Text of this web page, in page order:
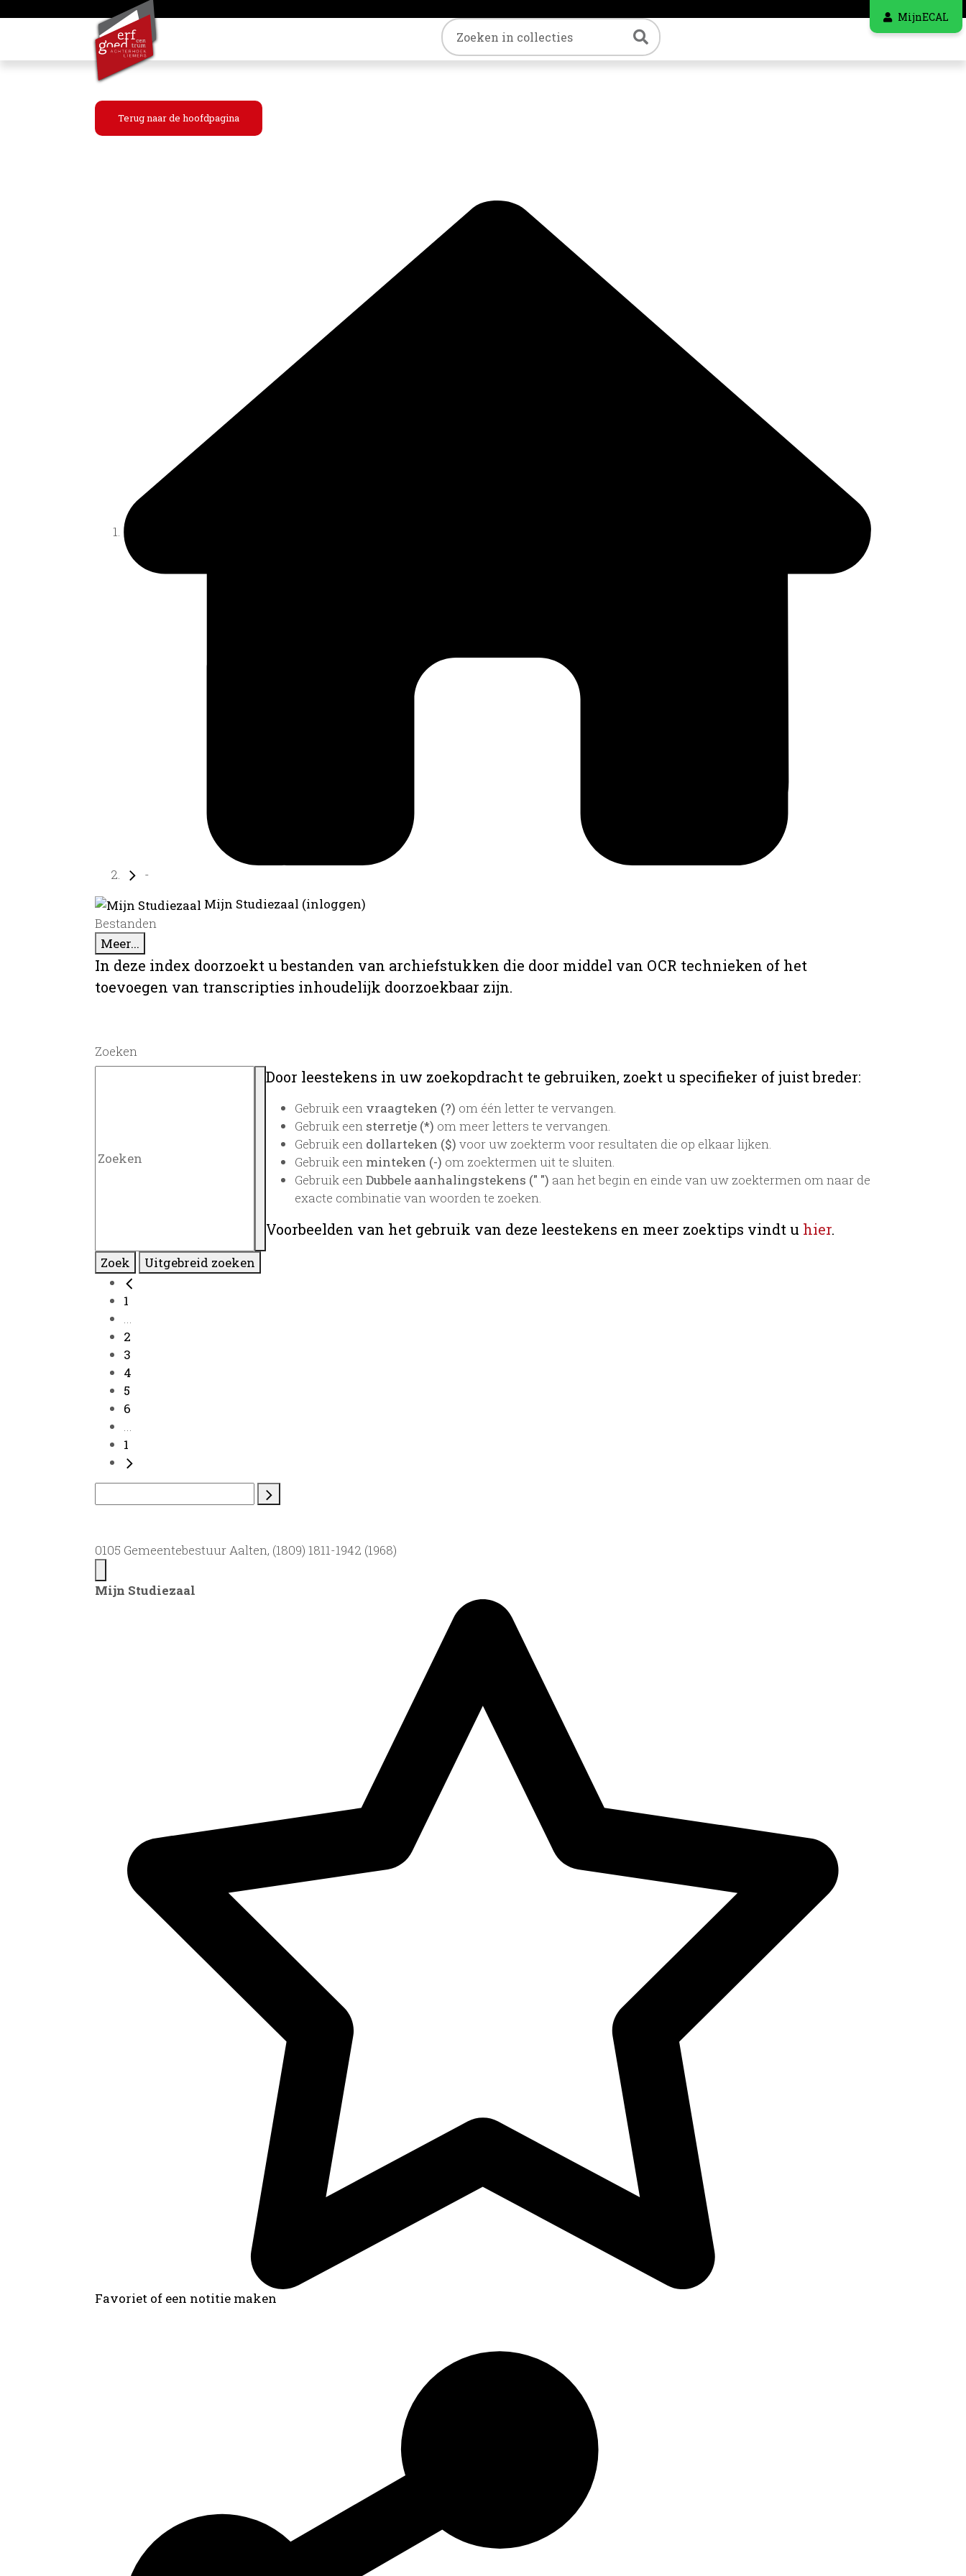
MijnECAL
Trefwoord Zoeken
Terug naar de hoofdpagina
-
Mijn Studiezaal (inloggen)
Bestanden
Meer...
In deze index doorzoekt u bestanden van archiefstukken die door middel van OCR technieken of het
toevoegen van transcripties inhoudelijk doorzoekbaar zijn.
Zoeken
Door leestekens in uw zoekopdracht te gebruiken, zoekt u specifieker of juist breder:
Gebruik een vraagteken (?) om één letter te vervangen.
Gebruik een sterretje (*) om meer letters te vervangen.
Gebruik een dollarteken ($) voor uw zoekterm voor resultaten die op elkaar lijken.
Gebruik een minteken (-) om zoektermen uit te sluiten.
Gebruik eenDubbele aanhalingstekens (" ") aan het begin en einde van uw zoektermen om naar de
exacte combinatie van woorden te zoeken.
Voorbeelden van het gebruik van deze leestekens en meer zoektips vindt u hier.
Zoek Uitgebreid zoeken
1
...
2
3
4
5
6
...
1
0105 Gemeentebestuur Aalten, (1809) 1811-1942 (1968)
Mijn Studiezaal
Favoriet of een notitie maken